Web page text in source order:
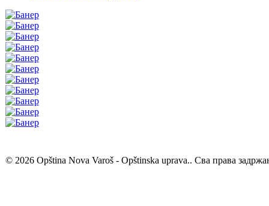
© 2026 Opština Nova Varoš - Opštinska uprava.. Сва права